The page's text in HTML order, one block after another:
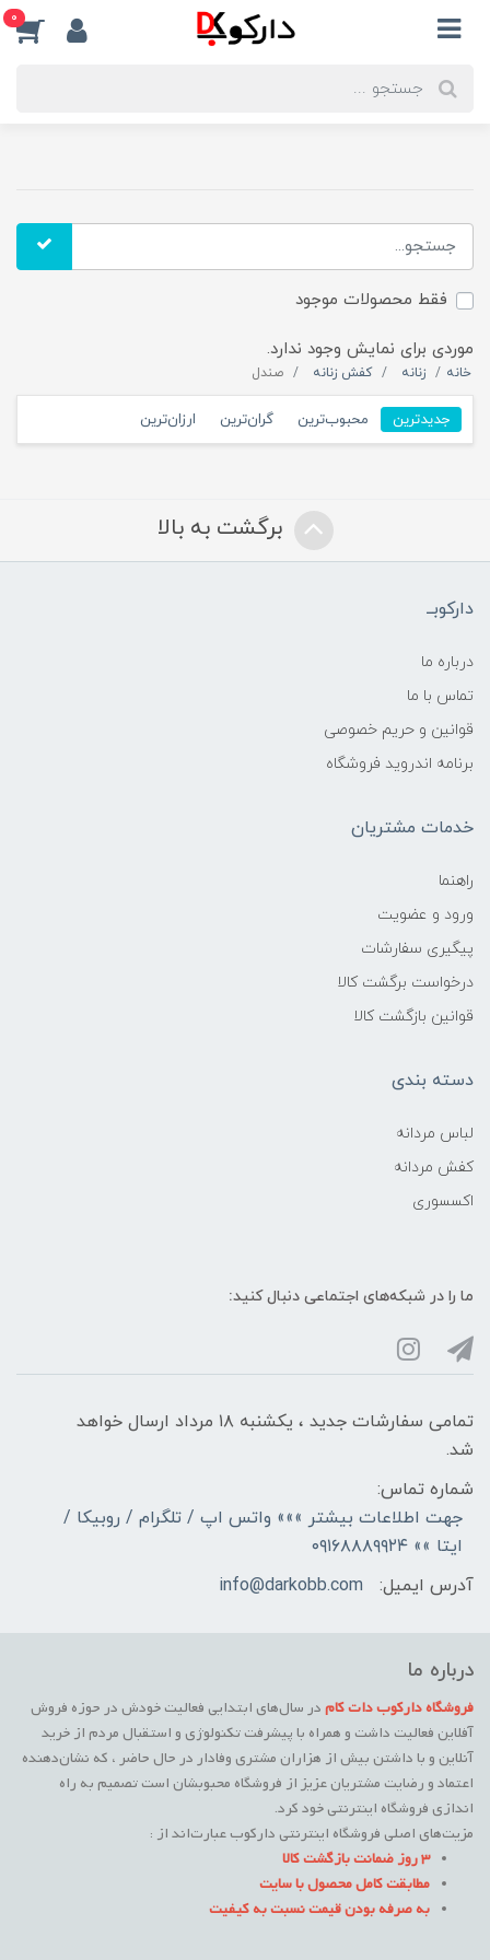
0
فقط محصولات موجود
موردی برای نمایش وجود ندارد.
خانه زنانه کفش زنانه صندل
جدیدترین محبوب‌ترین گران‌ترین ارزان‌ترین
برگشت به بالا
دارکوبــ
درباره ما
تماس با ما
قوانین و حریم خصوصی
برنامه اندروید فروشگاه
خدمات مشتریان
راهنما
ورود و عضویت
پیگیری سفارشات
درخواست برگشت کالا
قوانین بازگشت کالا
دسته بندی
لباس مردانه
کفش مردانه
اکسسوری
ما را در شبکه‌های اجتماعی دنبال کنید:
تمامی سفارشات جدید ، یکشنبه ۱۸ مرداد ارسال خواهد
شد.
شماره تماس:
جهت اطلاعات بیشتر »»» واتس اپ / تلگرام / روبیکا /
ایتا »» ۰۹۱۶۸۸۸۹۹۲۴
آدرس ایمیل:
info@darkobb.com
درباره ما
فروشگاه دارکوب دات کامدر سال‌های ابتدایی فعالیت خودش در حوزه فروش
آفلاین فعالیت داشت و همراه با پیشرفت تکنولوژی و استقبال مردم از خرید
آنلاین و با داشتن بیش از هزاران مشتری وفادار در حال حاضر ، که نشان‌دهنده
اعتماد و رضایت مشتریان عزیز از فروشگاه محبوبشان است تصمیم به راه
اندازی فروشگاه اینترنتی خود کرد.
مزیت‌های اصلی فروشگاه اینترنتی دارکوب عبارت‌اند از :
3 روز ضمانت بازگشت کالا
مطابقت کامل محصول با سایت
به صرفه بودن قیمت نسبت به کیفیت